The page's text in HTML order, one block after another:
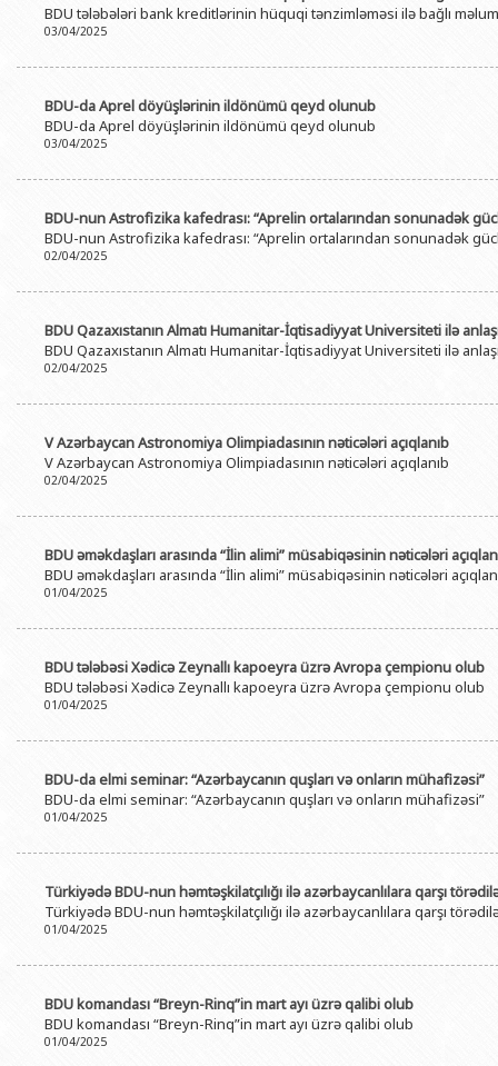
BDU-nun məzunları
BDU-da tədris olunan ixtisaslar
İnsan resursları və hüquq şöbəsi
Keyfiyyətin təminatı, monitorinq
İdman-sağlamlıq Mərkəzi
Geologiya fakültəsi
Beynəlxalq
İnformasiya və
Publik
BDU tələbələri bank kreditlərinin hüquqi tənzimləməsi ilə bağlı
03/04/2025
BDU-da Aprel döyüşlərinin ildönümü qeyd olunub
BDU-da Aprel döyüşlərinin ildönümü qeyd olunub
03/04/2025
BDU-nun Astrofizika kafedrası: “Aprelin ortalarından sonunadək
BDU-nun Astrofizika kafedrası: “Aprelin ortalarından sonunadək
02/04/2025
BDU Qazaxıstanın Almatı Humanitar-İqtisadiyyat Universiteti ilə
BDU Qazaxıstanın Almatı Humanitar-İqtisadiyyat Universiteti ilə
02/04/2025
V Azərbaycan Astronomiya Olimpiadasının nəticələri açıqlanıb
V Azərbaycan Astronomiya Olimpiadasının nəticələri açıqlanıb
02/04/2025
BDU əməkdaşları arasında “İlin alimi” müsabiqəsinin nəticələri
BDU əməkdaşları arasında “İlin alimi” müsabiqəsinin nəticələri
01/04/2025
BDU tələbəsi Xədicə Zeynallı kapoeyra üzrə Avropa çempionu olub
BDU tələbəsi Xədicə Zeynallı kapoeyra üzrə Avropa çempionu olub
01/04/2025
BDU-da elmi seminar: “Azərbaycanın quşları və onların mühafizəsi”
BDU-da elmi seminar: “Azərbaycanın quşları və onların mühafizəsi”
01/04/2025
Türkiyədə BDU-nun həmtəşkilatçılığı ilə azərbaycanlılara qarşı
Türkiyədə BDU-nun həmtəşkilatçılığı ilə azərbaycanlılara qarşı
01/04/2025
BDU komandası “Breyn-Rinq”in mart ayı üzrə qalibi olub
BDU komandası “Breyn-Rinq”in mart ayı üzrə qalibi olub
01/04/2025